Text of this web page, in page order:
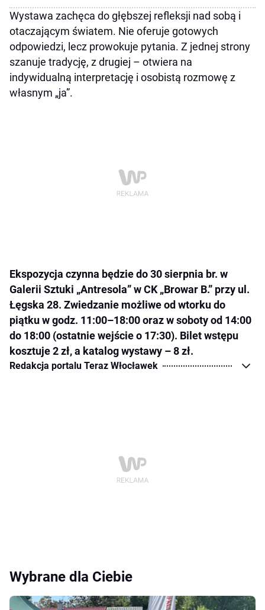
Wystawa zachęca do głębszej refleksji nad sobą i
otaczającym światem. Nie oferuje gotowych
odpowiedzi, lecz prowokuje pytania. Z jednej strony
szanuje tradycję, z drugiej – otwiera na
indywidualną interpretację i osobistą rozmowę z
własnym „ja”.
Ekspozycja czynna będzie do 30 sierpnia br. w
Galerii Sztuki „Antresola” w CK „Browar B.” przy ul.
Łęgska 28. Zwiedzanie możliwe od wtorku do
piątku w godz. 11:00–18:00 oraz w soboty od 14:00
do 18:00 (ostatnie wejście o 17:30). Bilet wstępu
kosztuje 2 zł, a katalog wystawy – 8 zł.
Redakcja portalu Teraz Włocławek
Wybrane dla Ciebie